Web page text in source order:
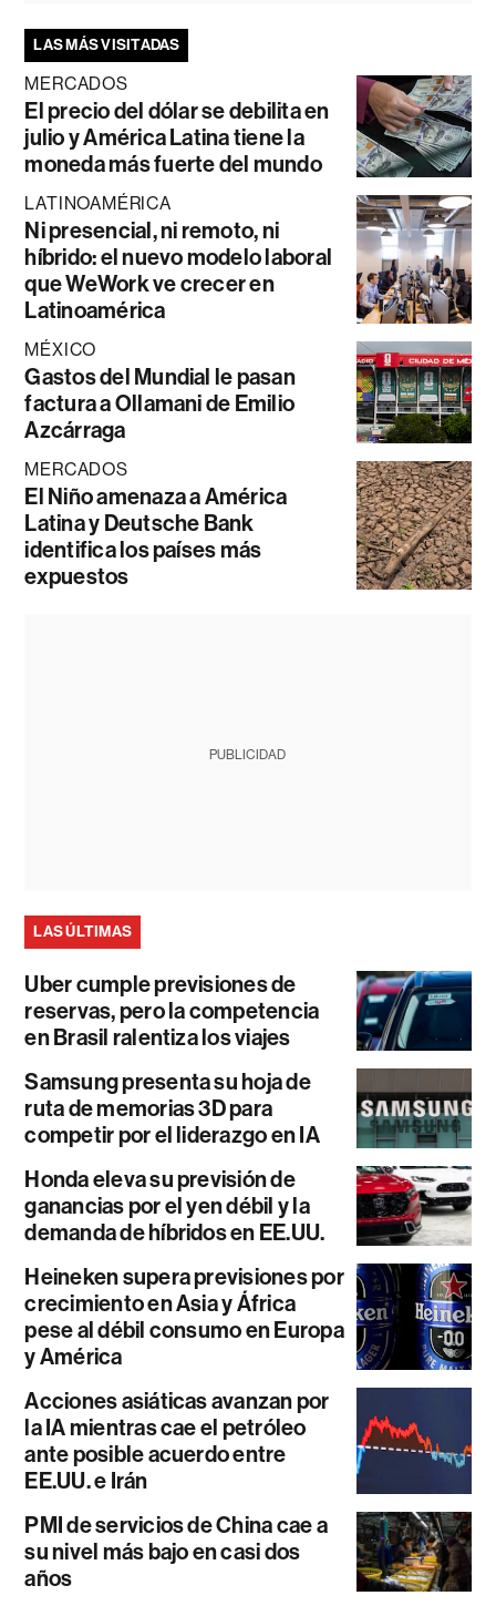
LAS MÁS VISITADAS
MERCADOS
El precio del dólar se debilita en
julio y América Latina tiene la
moneda más fuerte del mundo
LATINOAMÉRICA
Ni presencial, ni remoto, ni
híbrido: el nuevo modelo laboral
que WeWork ve crecer en
Latinoamérica
MÉXICO
Gastos del Mundial le pasan
factura a Ollamani de Emilio
Azcárraga
MERCADOS
El Niño amenaza a América
Latina y Deutsche Bank
identifica los países más
expuestos
PUBLICIDAD
LAS ÚLTIMAS
Uber cumple previsiones de
reservas, pero la competencia
en Brasil ralentiza los viajes
Samsung presenta su hoja de
ruta de memorias 3D para
competir por el liderazgo en IA
Honda eleva su previsión de
ganancias por el yen débil y la
demanda de híbridos en EE.UU.
Heineken supera previsiones por
crecimiento en Asia y África
pese al débil consumo en Europa
y América
Acciones asiáticas avanzan por
la IA mientras cae el petróleo
ante posible acuerdo entre
EE.UU. e Irán
PMI de servicios de China cae a
su nivel más bajo en casi dos
años